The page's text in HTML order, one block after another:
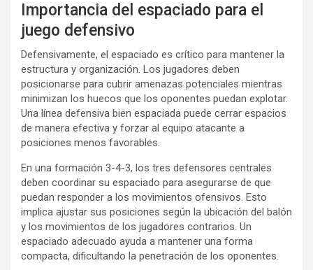
Importancia del espaciado para el
juego defensivo
Defensivamente, el espaciado es crítico para mantener la
estructura y organización. Los jugadores deben
posicionarse para cubrir amenazas potenciales mientras
minimizan los huecos que los oponentes puedan explotar.
Una línea defensiva bien espaciada puede cerrar espacios
de manera efectiva y forzar al equipo atacante a
posiciones menos favorables.
En una formación 3-4-3, los tres defensores centrales
deben coordinar su espaciado para asegurarse de que
puedan responder a los movimientos ofensivos. Esto
implica ajustar sus posiciones según la ubicación del balón
y los movimientos de los jugadores contrarios. Un
espaciado adecuado ayuda a mantener una forma
compacta, dificultando la penetración de los oponentes.